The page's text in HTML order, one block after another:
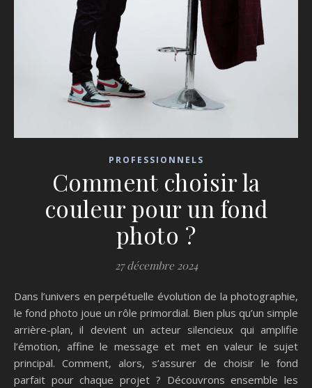
PROFESSIONNELS
Comment choisir la
couleur pour un fond
photo ?
27 décembre 2024
Dans l’univers en perpétuelle évolution de la photographie,
le fond photo joue un rôle primordial. Bien plus qu’un simple
arrière-plan, il devient un acteur silencieux qui amplifie
l’émotion, affine le message et met en valeur le sujet
principal. Comment, alors, s’assurer de choisir le fond
parfait pour chaque projet ? Découvrons ensemble les